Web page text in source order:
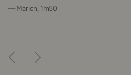
— Marion, 1m50
Précédent